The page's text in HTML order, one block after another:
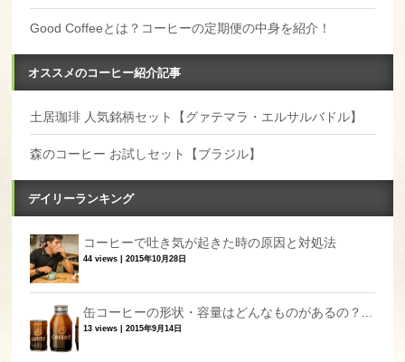
Good Coffeeとは？コーヒーの定期便の中身を紹介！
オススメのコーヒー紹介記事
土居珈琲 人気銘柄セット【グァテマラ・エルサルバドル】
森のコーヒー お試しセット【ブラジル】
デイリーランキング
コーヒーで吐き気が起きた時の原因と対処法
44 views |2015年10月28日
缶コーヒーの形状・容量はどんなものがあるの？...
13 views |2015年9月14日